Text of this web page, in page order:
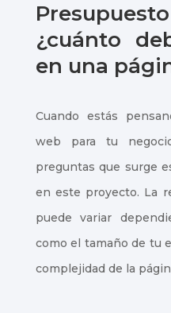
¿cuánto
en una
Cuando estás
web para tu
preguntas que surge
en este proyecto. La
puede variar
como el tamaño de tu
complejidad de la